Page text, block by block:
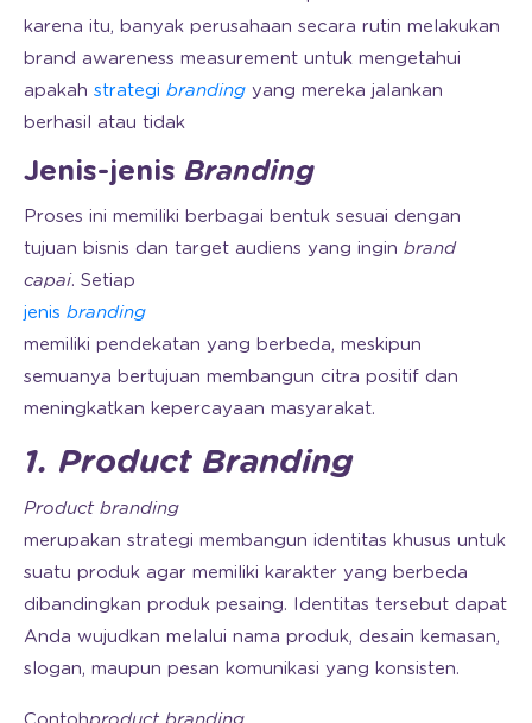
karena itu, banyak perusahaan secara rutin melakukan
brand awareness measurement untuk mengetahui
apakah strategi branding yang mereka jalankan
berhasil atau tidak
Jenis-jenis Branding
Proses ini memiliki berbagai bentuk sesuai dengan
tujuan bisnis dan target audiens yang ingin brand
capai. Setiap
jenis branding
memiliki pendekatan yang berbeda, meskipun
semuanya bertujuan membangun citra positif dan
meningkatkan kepercayaan masyarakat.
1. Product Branding
Product branding
merupakan strategi membangun identitas khusus untuk
suatu produk agar memiliki karakter yang berbeda
dibandingkan produk pesaing. Identitas tersebut dapat
Anda wujudkan melalui nama produk, desain kemasan,
slogan, maupun pesan komunikasi yang konsisten.